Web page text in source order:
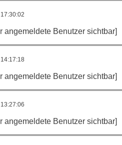
angemeldete Benutzer sichtbar]
angemeldete Benutzer sichtbar]
angemeldete Benutzer sichtbar]